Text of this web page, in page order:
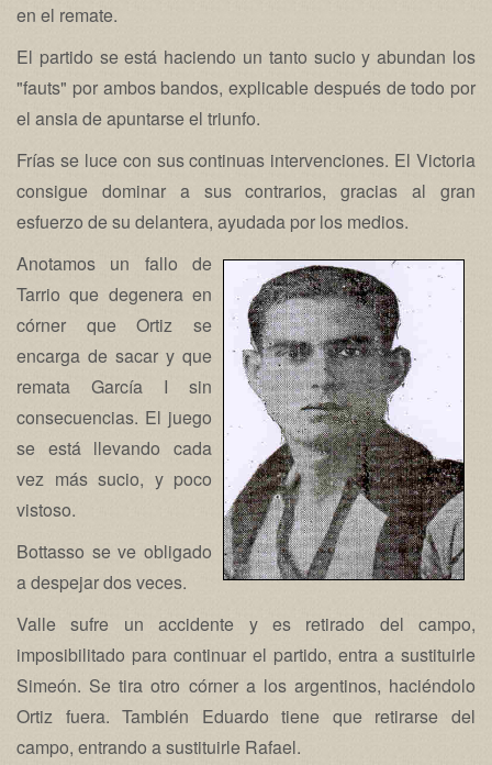
en el remate.
El partido se está haciendo un tanto sucio y abundan los
"fauts" por ambos bandos, explicable después de todo por
el ansia de apuntarse el triunfo.
Frías se luce con sus continuas intervenciones. El Victoria
consigue dominar a sus contrarios, gracias al gran
esfuerzo de su delantera, ayudada por los medios.
Anotamos un fallo de
Tarrio que degenera en
córner que Ortiz se
encarga de sacar y que
remata García I sin
consecuencias. El juego
se está llevando cada
vez más sucio, y poco
vistoso.
Bottasso se ve obligado
a despejar dos veces.
Valle sufre un accidente y es retirado del campo,
imposibilitado para continuar el partido, entra a sustituirle
Simeón. Se tira otro córner a los argentinos, haciéndolo
Ortiz fuera. También Eduardo tiene que retirarse del
campo, entrando a sustituirle Rafael.